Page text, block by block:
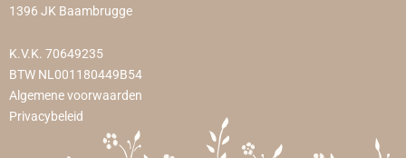
1396 JK Baambrugge
K.V.K. 70649235
BTW NL001180449B54
Algemene voorwaarden
Privacybeleid